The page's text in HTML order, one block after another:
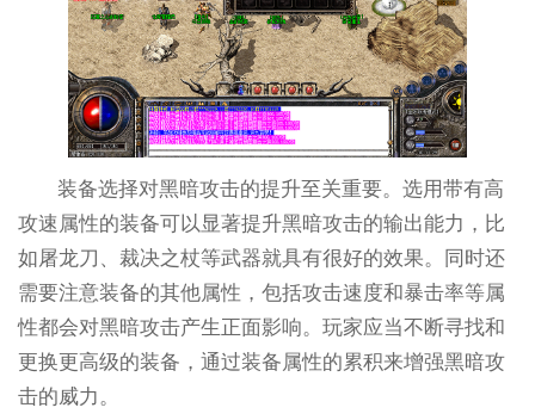
装备选择对黑暗攻击的提升至关重要。选用带有高
攻速属性的装备可以显著提升黑暗攻击的输出能力，比
如屠龙刀、裁决之杖等武器就具有很好的效果。同时还
需要注意装备的其他属性，包括攻击速度和暴击率等属
性都会对黑暗攻击产生正面影响。玩家应当不断寻找和
更换更高级的装备，通过装备属性的累积来增强黑暗攻
击的威力。